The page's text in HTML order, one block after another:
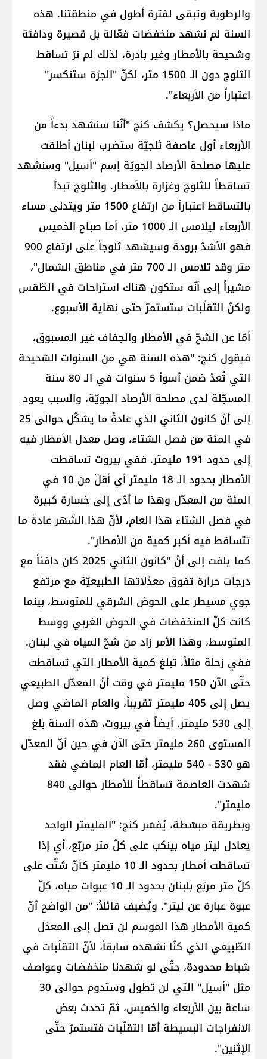
والرطوبة وتبقى لفترة أطول في منطقتنا. هذه
السنة لم نشهد منخفضات فعّالة بل قصيرة ودافئة
وشحيحة بالأمطار وغير بادرة، لذلك لم نرَ تساقط
الثلوج دون الـ 1500 متر، لكنّ "الجرّة ستنكسر"
اعتباراً من الأربعاء".
ماذا سيحصل؟ يكشف كنج "أنّنا سنشهد بدءاً من
الأربعاء أول عاصفة ثلجيّة ستضرب لبنان أطلقت
عليها مصلحة الأرصاد الجويّة إسم "أسيل" وسنشهد
تساقطاً للثلوج وغزارة بالأمطار. والثلوج تبدأ
بالتساقط اعتباراً من ارتفاع 1500 متر ويتدنى مساء
الأربعاء ليلامس الـ 1000 متر، أما صباح الخميس
فهو الأشدّ برودة وسيشهد ثلوجاً على ارتفاع 900
متر وقد تلامس الـ 700 متر في مناطق الشمال"،
مشيراً إلى أنّه ستكون هناك استراحات في الطّقس
ولكنّ التقلّبات ستستمرّ حتى نهاية الأسبوع.
أمّا عن الشحّ في الأمطار والجفاف غير المسبوق،
فيقول كنج: "هذه السنة هي من السنوات الشحيحة
التي تُعدّ ضمن أسوأ 5 سنوات في الـ 80 سنة
المسجّلة لدى مصلحة الأرصاد الجويّة، والسبب يعود
إلى أنّ كانون الثاني الذي عادةً ما يشكّل حوالى 25
في المئة من فصل الشتاء، وصل معدل الأمطار فيه
إلى حدود 191 مليمتر. ففي بيروت تساقطت
الأمطار بحدود الـ 18 مليمتر أي أقلّ من 10 في
المئة من المعدّل وهذا ما أدّى إلى خسارة كبيرة
في فصل الشتاء هذا العام، لأنّ هذا الشّهر عادةً ما
تتساقط فيه أكبر كمية من الأمطار".
كما يلفت إلى أنّ "كانون الثاني 2025 كان دافئاً مع
درجات حرارة تفوق معدّلاتها الطبيعيّة مع مرتفع
جوي مسيطر على الحوض الشرقي للمتوسط، بينما
كانت كلّ المنخفضات في الحوض الغربي ووسط
المتوسط، وهذا الأمر زاد من شحّ المياه في لبنان.
ففي زحلة مثلاً، تبلغ كمية الأمطار التي تساقطت
حتّى الآن 150 مليمتر في وقت أنّ المعدّل الطبيعي
يصل إلى 405 مليمتر تقريباً، والعام الماضي وصل
إلى 530 مليمتر. أيضاً في بيروت، هذه السنة بلغ
المستوى 260 مليمتر حتى الآن في حين أنّ المعدّل
هو 530 - 540 مليمتر، أمّا العام الماضي فقد
شهدت العاصمة تساقطاً للأمطار حوالى 840
مليمتر".
وبطريقة مبسّطة، يُفسّر كنج: "المليمتر الواحد
يعادل ليتر مياه بينكب على كلّ متر مربّع، أي إذا
تساقطت أمطار بحدود الـ 10 مليمتر كأنّ شتّت على
كلّ متر مربّع بلبنان بحدود الـ 10 عبوات مياه، كلّ
عبوة عبارة عن ليتر". ويُضيف قائلاً: "من الواضح أنّ
كمية الأمطار هذا الموسم لن تصل إلى المعدّل
الطّبيعي الذي كنّا نشهده سابقاً، لأنّ التقلّبات في
شباط محدودة، حتّى لو شهدنا منخفضات وعواصف
مثل "أسيل" التي لن تطول وستدوم حوالى 30
ساعة بين الأربعاء والخميس، ثمّ تحدث بعض
الانفراجات البسيطة أمّا التقلّبات فتستمرّ حتّى
الإثنين".